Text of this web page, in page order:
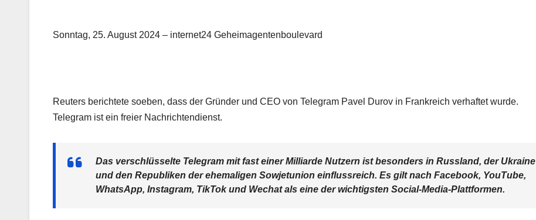
Sonntag, 25. August 2024 – internet24 Geheimagentenboulevard
Reuters berichtete soeben, dass der Gründer und CEO von Telegram Pavel Durov in Frankreich verhaftet wurde.
Telegram ist ein freier Nachrichtendienst.
Das verschlüsselte Telegram mit fast einer Milliarde Nutzern ist besonders in Russland, der Ukraine
und den Republiken der ehemaligen Sowjetunion einflussreich. Es gilt nach Facebook, YouTube,
WhatsApp, Instagram, TikTok und Wechat als eine der wichtigsten Social-Media-Plattformen.